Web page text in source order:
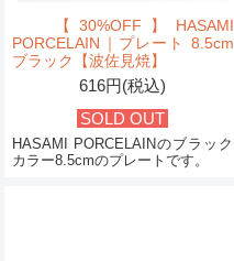
【30%OFF】HASAMI
PORCELAIN｜プレート 8.5cm
ブラック【波佐見焼】
616円(税込)
SOLD OUT
HASAMI PORCELAINのブラック
カラー8.5cmのプレートです。